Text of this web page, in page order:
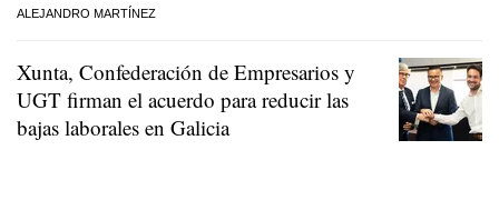
ALEJANDRO MARTÍNEZ
Xunta, Confederación de Empresarios y
UGT firman el acuerdo para reducir las
bajas laborales en Galicia